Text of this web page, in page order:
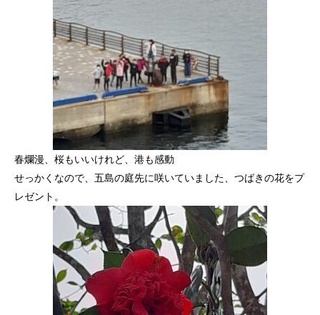
春爛漫、桜もいいけれど、港も感動
せっかくなので、五島の庭先に咲いていました、つばきの花をプ
レゼント。